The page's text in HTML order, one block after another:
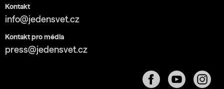
Kontakt
info@jedensvet.cz
Kontakt pro média
press@jedensvet.cz